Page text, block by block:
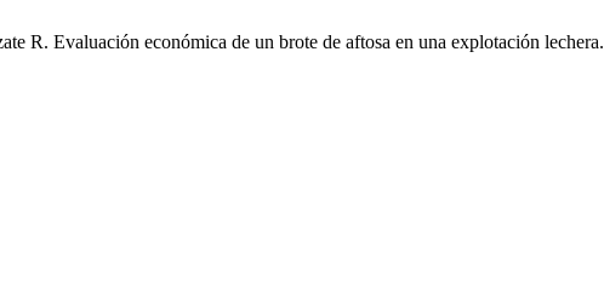
R. Evaluación económica de un brote de aftosa en una explotación lechera.